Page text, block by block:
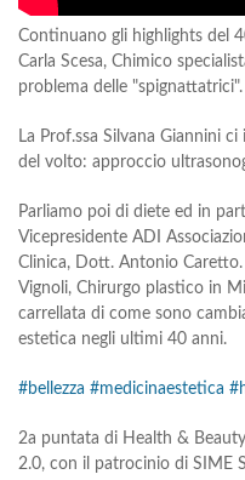
Continuano gli highlights del
Carla Scesa, Chimico
problema delle "spignattatrici".
La Prof.ssa Silvana Giannini
del volto: approccio
Parliamo poi di diete ed in
Vicepresidente ADI
Clinica, Dott. Antonio
Vignoli, Chirurgo plastico in
carrellata di come sono
estetica negli ultimi 40 anni.
#bellezza #medicinaestetica
2a puntata di Health &
2.0, con il patrocinio di SIME